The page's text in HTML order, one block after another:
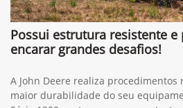
Possui estrutura resistente
encarar grandes desafios!
A John Deere realiza procedimentos
maior durabilidade do seu